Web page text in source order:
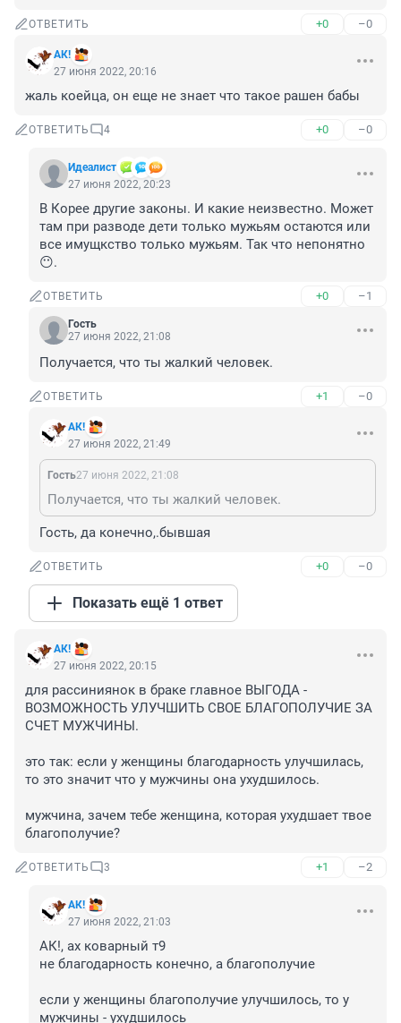
ОТВЕТИТЬ +0 –0
АК!
27 июня 2022, 20:16
жаль коейца, он еще не знает что такое рашен бабы
ОТВЕТИТЬ 4 +0 –0
Идеалист
27 июня 2022, 20:23
В Корее другие законы. И какие неизвестно. Может
там при разводе дети только мужьям остаются или
все имущкство только мужьям. Так что непонятно
😶.
ОТВЕТИТЬ +0 –1
Гость
27 июня 2022, 21:08
Получается, что ты жалкий человек.
ОТВЕТИТЬ +1 –0
АК!
27 июня 2022, 21:49
Гость27 июня 2022, 21:08
Получается, что ты жалкий человек.
Гость, да конечно,.бывшая
ОТВЕТИТЬ +0 –0
Показать ещё 1 ответ
АК!
27 июня 2022, 20:15
для рассиниянок в браке главное ВЫГОДА -
ВОЗМОЖНОСТЬ УЛУЧШИТЬ СВОЕ БЛАГОПОЛУЧИЕ ЗА
СЧЕТ МУЖЧИНЫ.
это так: если у женщины благодарность улучшилась,
то это значит что у мужчины она ухудшилось.
мужчина, зачем тебе женщина, которая ухудшает твое
благополучие?
ОТВЕТИТЬ 3 +1 –2
АК!
27 июня 2022, 21:03
АК!, ах коварный т9
не благодарность конечно, а благополучие
если у женщины благополучие улучшилось, то у
мужчины - ухудшилось